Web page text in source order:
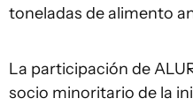
toneladas de alimento
La participación de
socio minoritario de la